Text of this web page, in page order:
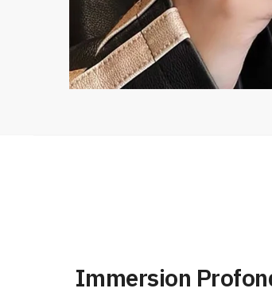
Immersion